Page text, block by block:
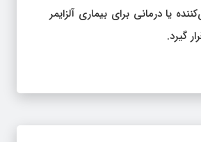
یا درمانی برای بیماری آلزایمر
گیرد.